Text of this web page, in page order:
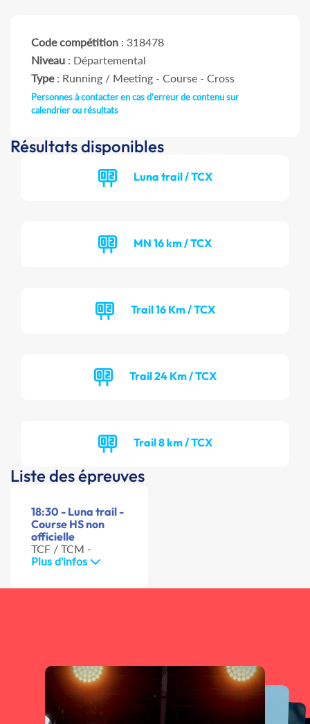
Code compétition : 318478
Niveau : Départemental
Type: Running / Meeting - Course - Cross
Personnes à contacter en cas d'erreur de contenu sur
calendrier ou résultats
Résultats disponibles
Luna trail / TCX
MN 16 km / TCX
Trail 16 Km / TCX
Trail 24 Km / TCX
Trail 8 km / TCX
Liste des épreuves
18:30 - Luna trail -
Course HS non
officielle
TCF / TCM -
Plus d'infos